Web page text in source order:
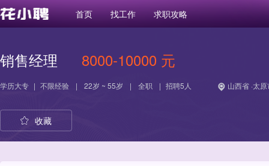
首页 找工作 求职攻略
销售经理 8000-10000 元
学历大专 | 不限经验 | 22岁 ~ 55岁 | 全职 | 招聘5人 山西省 ·太
收藏